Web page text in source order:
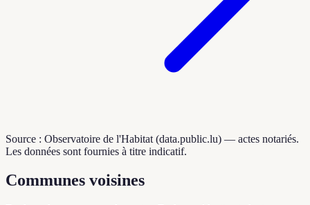
Source : Observatoire de l'Habitat (data.public.lu) — actes notariés.
Les données sont fournies à titre indicatif.
Communes voisines